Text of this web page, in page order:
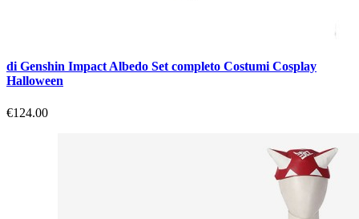
di Genshin Impact Albedo Set completo Costumi Cosplay
Halloween
€124.00